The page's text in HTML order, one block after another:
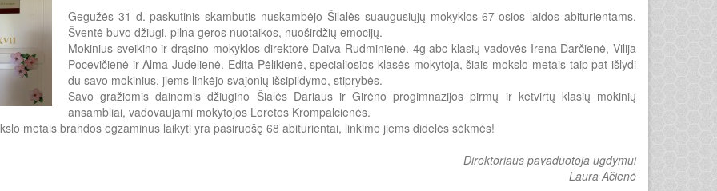
Gegužės 31 d. paskutinis skambutis nuskambėjo Šilalės suaugusiųjų mokyklos 67-osios laidos abiturientams.
Šventė buvo džiugi, pilna geros nuotaikos, nuoširdžių emocijų.
Mokinius sveikino ir drąsino mokyklos direktorė Daiva Rudminienė. 4g abc klasių vadovės Irena Darčienė, Vilija
Pocevičienė ir Alma Judelienė. Edita Pėlikienė, specialiosios klasės mokytoja, šiais mokslo metais taip pat išlydi
du savo mokinius, jiems linkėjo svajonių išsipildymo, stiprybės.
Savo gražiomis dainomis džiugino Šialės Dariaus ir Girėno progimnazijos pirmų ir ketvirtų klasių mokinių
ansambliai, vadovaujami mokytojos Loretos Krompalcienės.
metais brandos egzaminus laikyti yra pasiruošę 68 abiturientai, linkime jiems didelės sėkmės!
Direktoriaus pavaduotoja ugdymui
Laura Ačienė